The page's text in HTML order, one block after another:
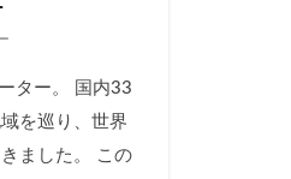
ター。 国内33
を巡り、世界
ました。 この